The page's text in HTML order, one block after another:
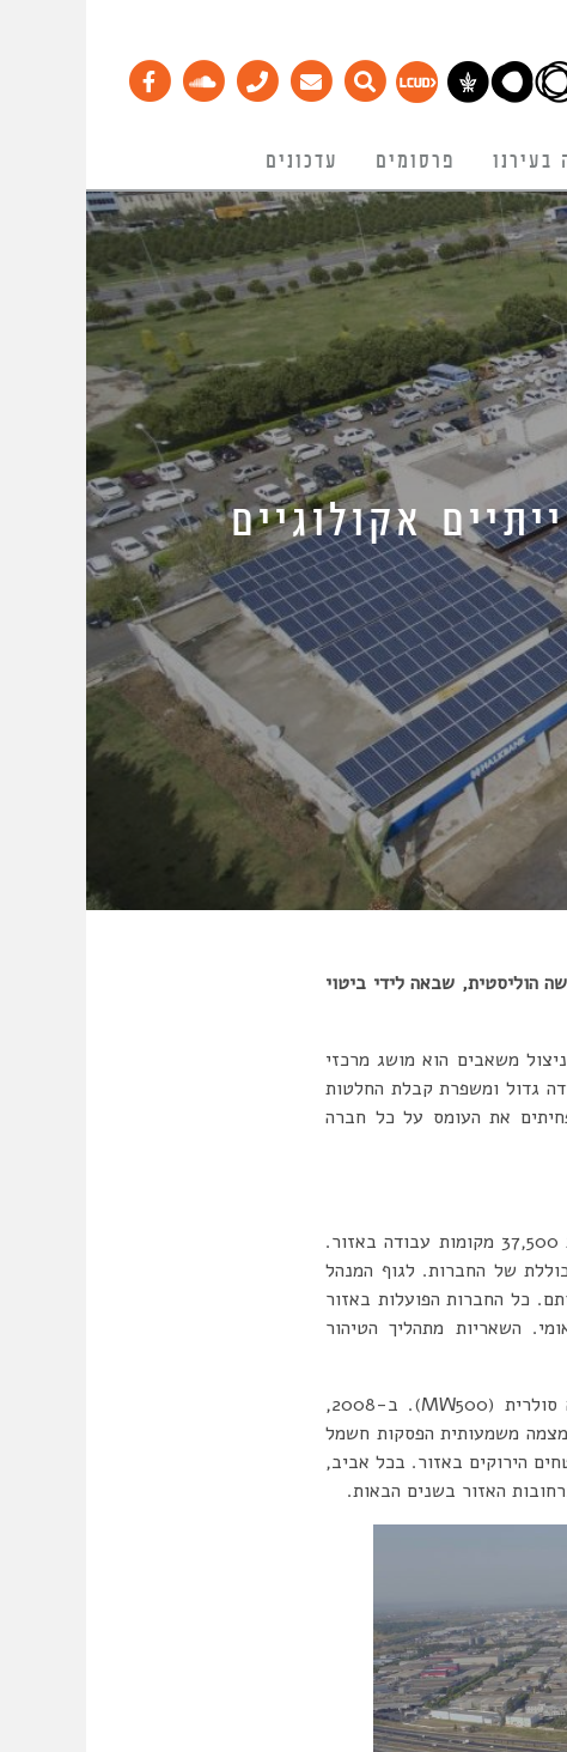
בעירנו פרסומים עדכונים
אקולוגיים
הוליסטית, שבאה לידי ביטוי
משאבים הוא מושג מרכזי
גדול ומשפרת קבלת החלטות
את העומס על כל חברה
האזור OIZ הוקם ב-1990 וכולל כיום שטח של 6,240 דונם ולמעלה מ-550 חברות שמספקות 37,500 מקומות עבודה באזור.
של החברות. לגוף המנהל
של 12,000 מ”ק ליום ו-9,000 מ”ק ליום, בבעלותם. כל החברות הפועלות באזור
השאריות מתהליך הטיהור
הגוף המנהל של האזור הוא גם הבעלים של תחנות כוח מבוססת גז טבעי (120MW) ותחנה סולרית (MW500). ב-2008,
משמעותית הפסקות חשמל
הירוקים באזור. בכל אביב,